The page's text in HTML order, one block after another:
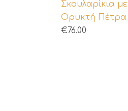
Σκουλαρίκια με
Ορυκτή Πέτρα
€76.00